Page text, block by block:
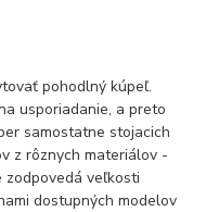
pohodlný kúpeľ.
usporiadanie, a preto
samostatne stojacich
z rôznych materiálov -
zodpovedá veľkosti
dostupných modelov